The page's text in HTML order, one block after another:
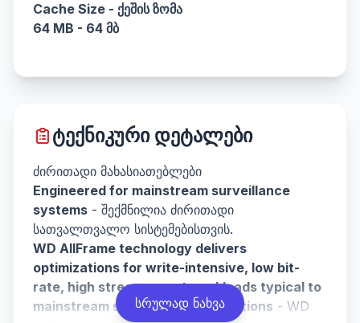
Cache Size - ქეშის ზომა
64 MB - 64 მბ
ტექნიკური დეტალები
ძირითადი მახასიათებლები
Engineered for mainstream surveillance
systems - შექმნილია ძირითადი
სათვალთვალო სისტემებისთვის.
WD AllFrame technology delivers
optimizations for write-intensive, low bit-
rate, high stream-count workloads typical to
mainstream surveillance applications - WD
სრულად ნახვა